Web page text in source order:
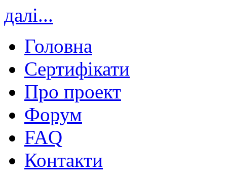
далі...
Головна
Сертифікати
Про проект
Форум
FAQ
Контакти